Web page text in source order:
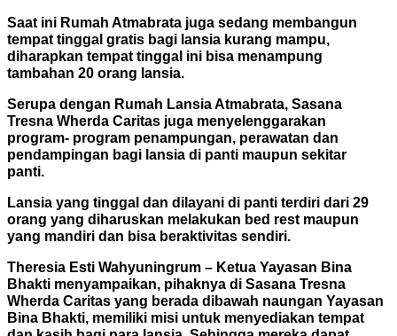
Saat ini Rumah Atmabrata juga sedang membangun
tempat tinggal gratis bagi lansia kurang mampu,
diharapkan tempat tinggal ini bisa menampung
tambahan 20 orang lansia.
Serupa dengan Rumah Lansia Atmabrata, Sasana
Tresna Wherda Caritas juga menyelenggarakan
program- program penampungan, perawatan dan
pendampingan bagi lansia di panti maupun sekitar
panti.
Lansia yang tinggal dan dilayani di panti terdiri dari 29
orang yang diharuskan melakukan bed rest maupun
yang mandiri dan bisa beraktivitas sendiri.
Theresia Esti Wahyuningrum – Ketua Yayasan Bina
Bhakti menyampaikan, pihaknya di Sasana Tresna
Wherda Caritas yang berada dibawah naungan Yayasan
Bina Bhakti, memiliki misi untuk menyediakan tempat